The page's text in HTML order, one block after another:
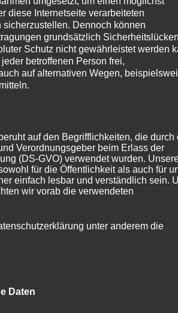
Dieser Inhalt ist Mitgliedern
Overnight
Dieser Inhalt ist Mitgliedern
diese Internetseite verarbeiteten
Dennoch können
grundsätzlich Sicherheitslücken
Schutz nicht gewährleistet werden
betroffenen Person frei,
auf alternativen Wegen,
auf den Begrifflichkeiten, die durch
Verordnungsgeber beim Erlass der
(DS-GVO) verwendet wurden.
für die Öffentlichkeit als auch für
einfach lesbar und verständlich sein.
wir vorab die verwendeten
unter anderem die
Daten